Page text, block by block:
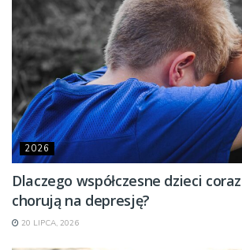
2026
Dlaczego współczesne dzieci
chorują na depresję?
20 LIPCA, 2026